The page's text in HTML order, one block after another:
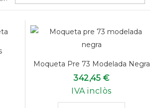
Moqueta Pre 73 Modelada Negra
342,45 €
IVA inclòs